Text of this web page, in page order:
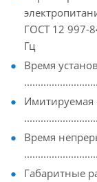
ГОСТ 12 997-
Гц
Время
Имитируемая
Время
Габаритные